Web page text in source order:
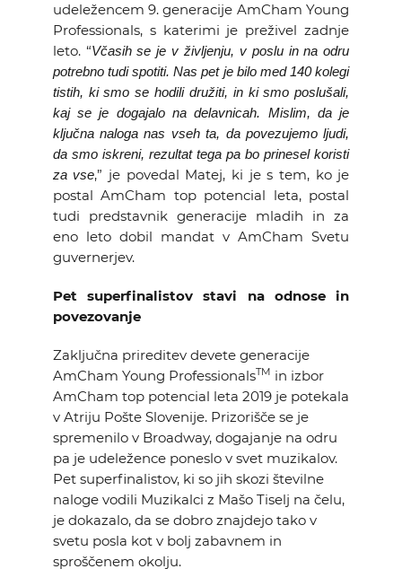
udeležencem 9. generacije AmCham Young
Professionals, s katerimi je preživel zadnje
leto. “Včasih se je v življenju, v poslu in na odru
potrebno tudi spotiti. Nas pet je bilo med 140 kolegi
tistih, ki smo se hodili družiti, in ki smo poslušali,
kaj se je dogajalo na delavnicah. Mislim, da je
ključna naloga nas vseh ta, da povezujemo ljudi,
da smo iskreni, rezultat tega pa bo prinesel koristi
za vse,” je povedal Matej, ki je s tem, ko je
postal AmCham top potencial leta, postal
tudi predstavnik generacije mladih in za
eno leto dobil mandat v AmCham Svetu
guvernerjev.
Pet superfinalistov stavi na odnose in
povezovanje
Zaključna prireditev devete generacije
AmCham Young ProfessionalsTM in izbor
AmCham top potencial leta 2019 je potekala
v Atriju Pošte Slovenije. Prizorišče se je
spremenilo v Broadway, dogajanje na odru
pa je udeležence poneslo v svet muzikalov.
Pet superfinalistov, ki so jih skozi številne
naloge vodili Muzikalci z Mašo Tiselj na čelu,
je dokazalo, da se dobro znajdejo tako v
svetu posla kot v bolj zabavnem in
sproščenem okolju.